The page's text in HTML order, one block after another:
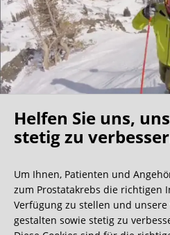
Oh what a
Wir bekommen ja viele
aber dieser ist doch sehr
Helfen Sie uns,
stetig zu
Um Ihnen, Patienten und
zum Prostatakrebs die richtigen
Verfügung zu stellen und
gestalten sowie stetig zu